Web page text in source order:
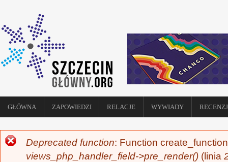
GŁÓWNA ZAPOWIEDZI RELACJE WYWIADY
KOMUNIKAT O BŁĘDZIE
Deprecated function: Function
views_php_handler_field->pre_render() (linia